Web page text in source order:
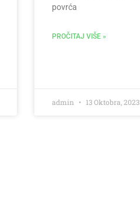
povrća
PROČITAJ VIŠE »
admin 13 Oktobra, 2023